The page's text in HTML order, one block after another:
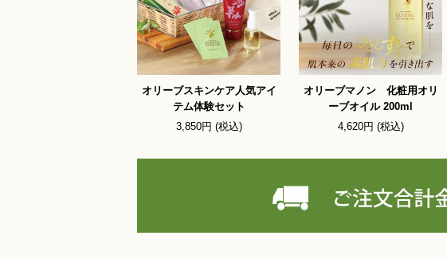
オリーブスキンケア人気アイ
テム体験セット
3,850円 (税込)
オリーブマノン 化粧用オリ
ーブオイル 200ml
4,620円 (税込)